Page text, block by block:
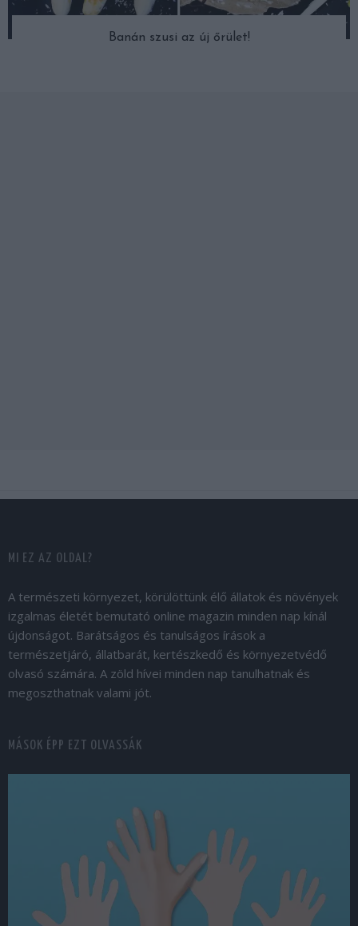
Banán szusi az új őrület!
MI EZ AZ OLDAL?
A természeti környezet, körülöttünk élő állatok és növények
izgalmas életét bemutató online magazin minden nap kínál
újdonságot. Barátságos és tanulságos írások a
természetjáró, állatbarát, kertészkedő és környezetvédő
olvasó számára. A zöld hívei minden nap tanulhatnak és
megoszthatnak valami jót.
MÁSOK ÉPP EZT OLVASSÁK